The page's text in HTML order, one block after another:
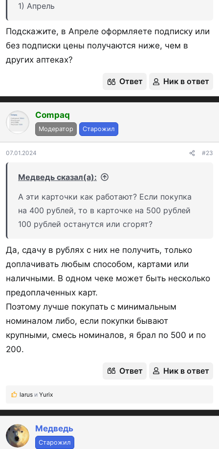
1) Апрель
Подскажите, в Апреле оформляете подписку или
без подписки цены получаются ниже, чем в
других аптеках?
Ответ Ник в ответ
Compaq
Модератор Старожил
07.01.2024 #23
Медведь сказал(а):
А эти карточки как работают? Если покупка
на 400 рублей, то в карточке на 500 рублей
100 рублей останутся или сгорят?
Да, сдачу в рублях с них не получить, только
доплачивать любым способом, картами или
наличными. В одном чеке может быть несколько
предоплаченных карт.
Поэтому лучше покупать с минимальным
номиналом либо, если покупки бывают
крупными, смесь номиналов, я брал по 500 и по
200.
Ответ Ник в ответ
Р
а
к
ц
и
larus и Yurix
Медведь
Старожил